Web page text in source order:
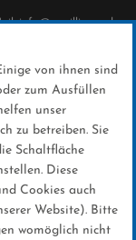
info@sc-willingen.de
von ihnen sind
zum Ausfüllen
unser
zu betreiben. Sie
Schaltfläche
Diese
Cookies auch
Website). Bitte
womöglich nicht